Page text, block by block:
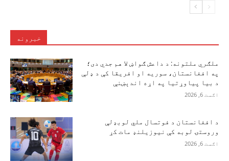
خبرونه
ملګري ملتونه: د داعش ګواښ لا هم جدي دی؛
په افغانستان، سوریه او افریقا کې د ډلې
د بیا پیاوړتیا په اړه اندېښنې
اګست 6, 2026
د افغانستان د فوتسال ملي لوبډلې
وروستۍ لوبه کې نیوزیلنډ مات کړ
اګست 6, 2026